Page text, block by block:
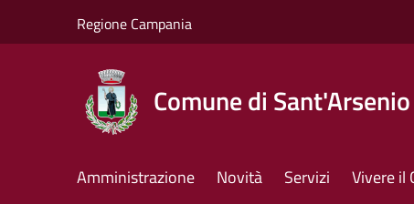
Regione Campania
Comune di Sant'Arsenio
Amministrazione Novità Servizi Vivere il